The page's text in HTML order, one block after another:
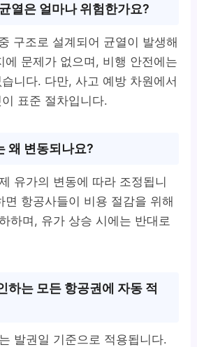
열은 얼마나 위험한가요?
구조로 설계되어 균열이 발생해
에 문제가 없으며, 비행 안전에는
니다. 다만, 사고 예방 차원에서
표준 절차입니다.
왜 변동되나요?
유가의 변동에 따라 조정됩니
면 항공사들이 비용 절감을 위해
하며, 유가 상승 시에는 반대로
하는 모든 항공권에 자동 적
발권일 기준으로 적용됩니다.